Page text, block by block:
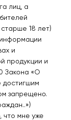
25000
2%
лиц, а
18 лет)
и
продукции и
Закона «О
достигшим
запрещено.
что мне уже